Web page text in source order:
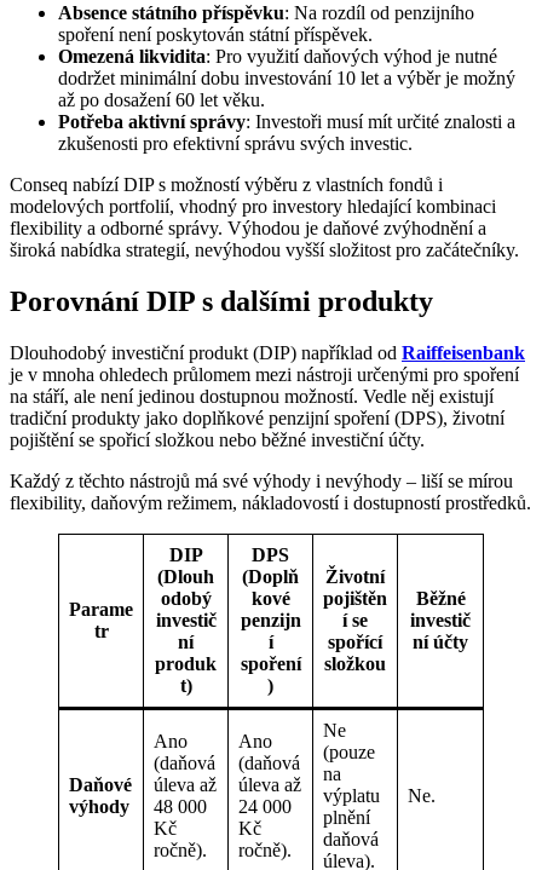
Absence státního příspěvku: Na rozdíl od penzijního
spoření není poskytován státní příspěvek.
Omezená likvidita: Pro využití daňových výhod je nutné
dodržet minimální dobu investování 10 let a výběr je možný
až po dosažení 60 let věku.
Potřeba aktivní správy: Investoři musí mít určité znalosti a
zkušenosti pro efektivní správu svých investic.​
Conseq nabízí DIP s možností výběru z vlastních fondů i
modelových portfolií, vhodný pro investory hledající kombinaci
flexibility a odborné správy. Výhodou je daňové zvýhodnění a
široká nabídka strategií, nevýhodou vyšší složitost pro začátečníky.
Porovnání DIP s dalšími produkty
Dlouhodobý investiční produkt (DIP) například od Raiffeisenbank
je v mnoha ohledech průlomem mezi nástroji určenými pro spoření
na stáří, ale není jedinou dostupnou možností. Vedle něj existují
tradiční produkty jako doplňkové penzijní spoření (DPS), životní
pojištění se spořicí složkou nebo běžné investiční účty.
Každý z těchto nástrojů má své výhody i nevýhody – liší se mírou
flexibility, daňovým režimem, nákladovostí i dostupností prostředků.
Parame
tr
DIP
(Dlouh
odobý
investič
ní
produk
t)
DPS
(Doplň
kové
penzijn
í
spoření
)
Životní
pojištěn
í se
spořící
složkou
Běžné
investič
ní účty
Daňové
výhody
Ano
(daňová
úleva až
48 000
Kč
ročně).
Ano
(daňová
úleva až
24 000
Kč
ročně).
Ne
(pouze
na
výplatu
plnění
daňová
úleva).
Ne.